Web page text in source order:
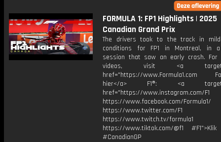
FORMULA 1: FP1 Highlights | 2025
Canadian Grand Prix
The drivers took to the track in
conditions for FP1 in Montreal, in
session that saw an early crash. For
videos, visit <a
href="https://www.Formula1.com
hier</a> F1®: <a
href="https://www.instagram.com/F1
https://www.facebook.com/Formula1/
https://www.twitter.com/F1
https://www.twitch.tv/formula1
https://www.tiktok.com/@f1
#CanadianGP